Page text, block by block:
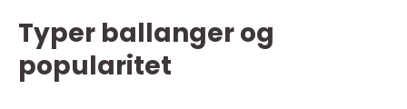
Typer ballanger og
popularitet